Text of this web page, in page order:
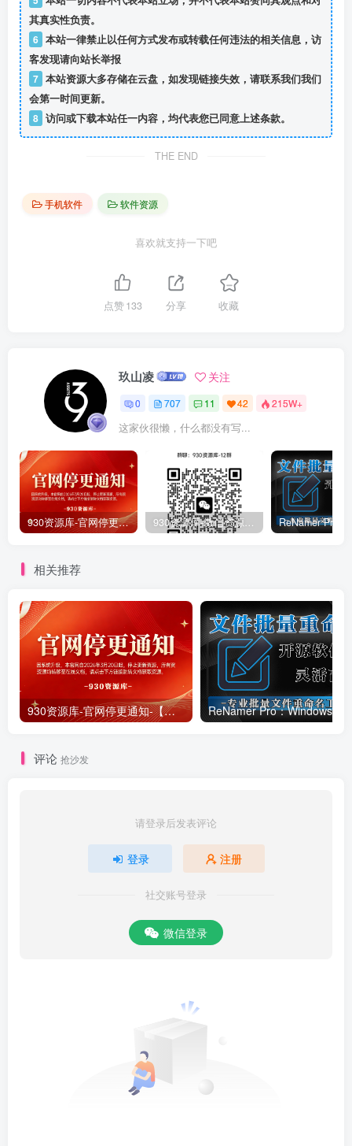
其真实性负责。
6 本站一律禁止以任何方式发布或转载任何违法的相关信息，访
客发现请向站长举报
7 本站资源大多存储在云盘，如发现链接失效，请联系我们我们
会第一时间更新。
8 访问或下载本站任一内容，均代表您已同意上述条款。
THE END
手机软件 软件资源
喜欢就支持一下吧
点赞133 分享 收藏
玖山凌 关注
0 707 11 42 215W+
这家伙很懒，什么都没有写...
930资源库-官网停更通知-【换在线文档更新-每日更新】 930资源库-微信资源12群【限时免费】开放入群中！！！
相关推荐
930资源库-官网停更通知-【换在线文档更新-每日更新】
评论 抢沙发
请登录后发表评论
登录 注册
社交账号登录
微信登录